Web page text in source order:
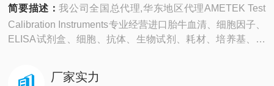
简要描述：我公司全国总代理,华东地区代理AMETEK Test
Calibration Instruments专业经营进口胎牛血清、细胞因子、
ELISA试剂盒、细胞、抗体、生物试剂、耗材、培养基、一
厂家实力